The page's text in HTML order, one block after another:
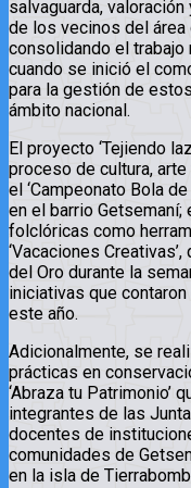
salvaguarda,
de los vecinos del
consolidando el
cuando se inició el
para la gestión de
ámbito nacional.
El proyecto ‘Tejiendo
proceso de cultura, arte
el ‘Campeonato Bola
en el barrio Getsemaní;
folclóricas como
‘Vacaciones
del Oro durante la
iniciativas que
este año.
Adicionalmente, se
prácticas en
‘Abraza tu Patrimonio’
integrantes de las
docentes de
comunidades de
en la isla de